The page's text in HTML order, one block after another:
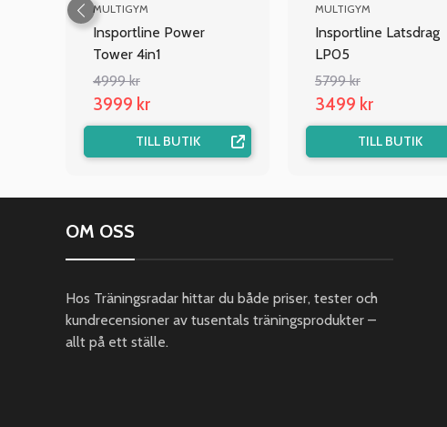
MULTIGYM
Insportline Power
Tower 4in1
4999 kr
3999 kr
TILL BUTIK
MULTIGYM
Insportline Latsdrag
LP05
5799 kr
3499 kr
TILL BUTIK
OM OSS
Hos Träningsradar hittar du både priser, tester och
kundrecensioner av tusentals träningsprodukter –
allt på ett ställe.